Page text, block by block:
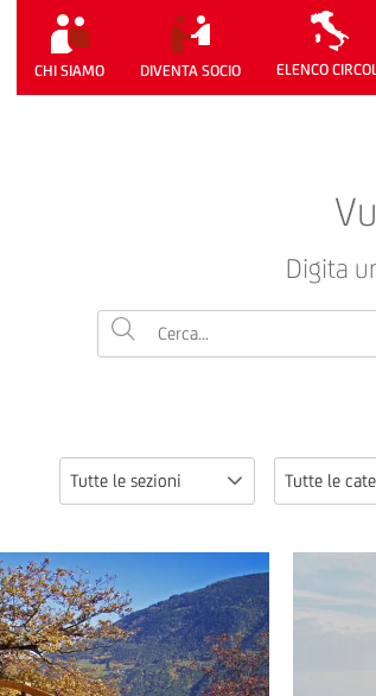
CHI SIAMO DIVENTA SOCIO ELENCO
Digita
Tutte le sezioni Tutte le